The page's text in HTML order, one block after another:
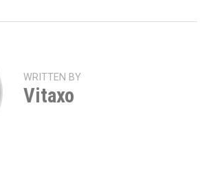
WRITTEN BY
Vitaxo